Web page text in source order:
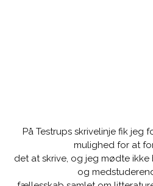
På Testrups skrivelinje fik jeg
mulighed for at
det at skrive, og jeg mødte
og